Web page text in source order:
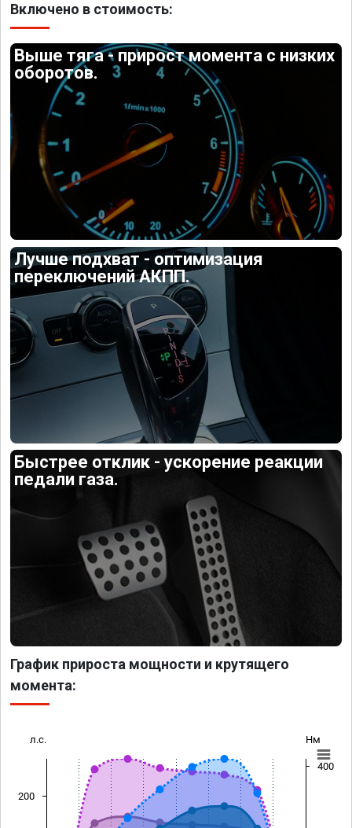
Включено в стоимость:
Выше тяга - прирост момента с низких
оборотов.
Лучше подхват - оптимизация
переключений АКПП.
Быстрее отклик - ускорение реакции
педали газа.
График прироста мощности и крутящего
момента:
л.с. Нм
200
400